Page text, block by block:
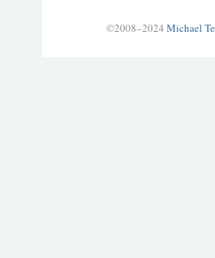
©2008–2024 Michael